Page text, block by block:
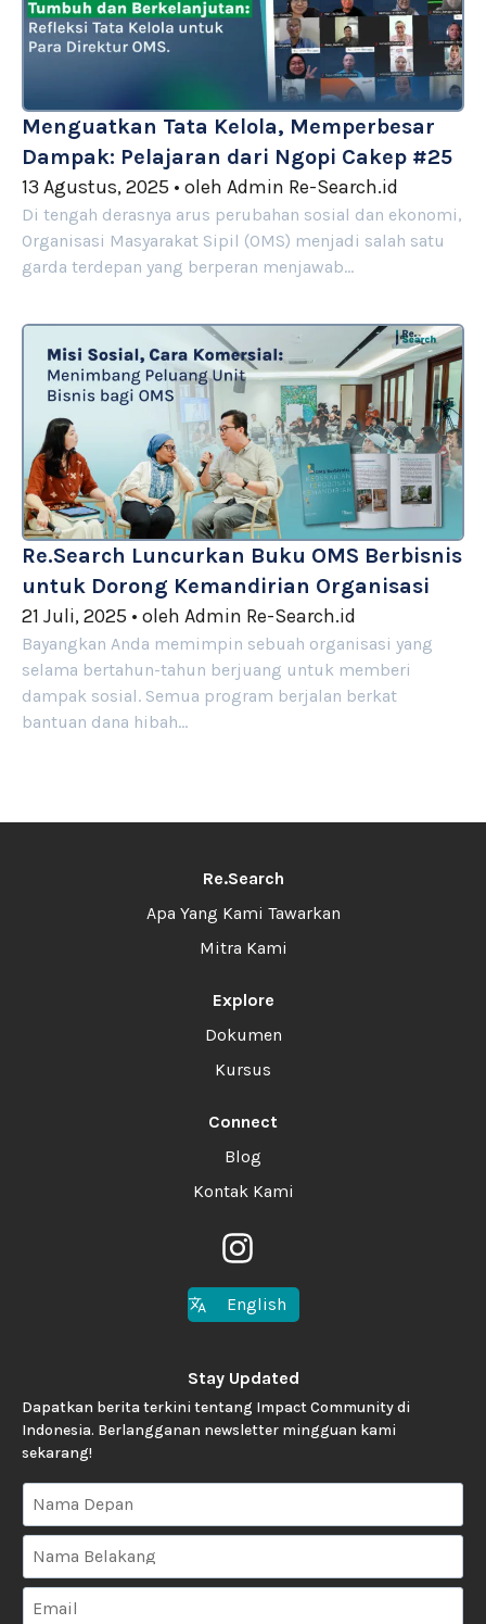
Menguatkan Tata Kelola, Memperbesar
Dampak: Pelajaran dari Ngopi Cakep #25
13 Agustus, 2025 • oleh Admin Re-Search.id
Di tengah derasnya arus perubahan sosial dan ekonomi,
Organisasi Masyarakat Sipil (OMS) menjadi salah satu
garda terdepan yang berperan menjawab…
Re.Search Luncurkan Buku OMS Berbisnis
untuk Dorong Kemandirian Organisasi
21 Juli, 2025 • oleh Admin Re-Search.id
Bayangkan Anda memimpin sebuah organisasi yang
selama bertahun-tahun berjuang untuk memberi
dampak sosial. Semua program berjalan berkat
bantuan dana hibah…
Re.Search
Apa Yang Kami Tawarkan
Mitra Kami
Explore
Dokumen
Kursus
Connect
Blog
Kontak Kami
English
Stay Updated
Dapatkan berita terkini tentang Impact Community di
Indonesia. Berlangganan newsletter mingguan kami
sekarang!